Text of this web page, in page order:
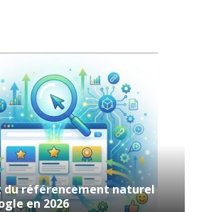
du référencement naturel
en 2026